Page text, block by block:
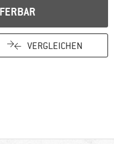
VERGLEICHEN
Infos hier! Öffnet